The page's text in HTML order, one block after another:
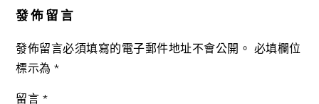
發佈留言
發佈留言必須填寫的電子郵件地址不會公開。 必填欄位
標示為*
留言 *